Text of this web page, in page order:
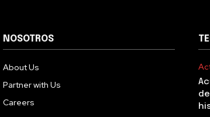
NOSOTROS
About Us
Partner with Us
Careers